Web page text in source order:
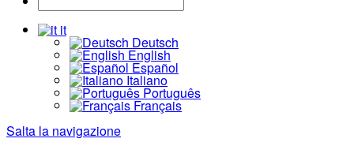
it
Deutsch
English
Español
Italiano
Português
Français
Salta la navigazione